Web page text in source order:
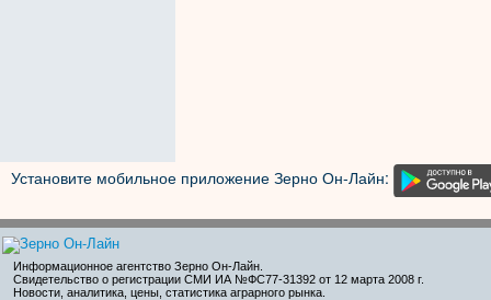
Установите мобильное приложение Зерно Он-Лайн:
Информационное агентство Зерно Он-Лайн
Свидетельство о регистрации СМИ ИА №ФС77-31392 от 12 марта 2008 г.
Новости, аналитика, цены, статистика аграрного рынка.